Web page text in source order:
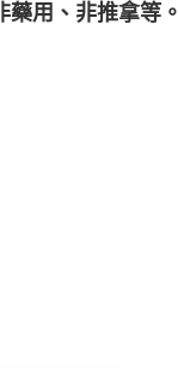
用、非推拿等。